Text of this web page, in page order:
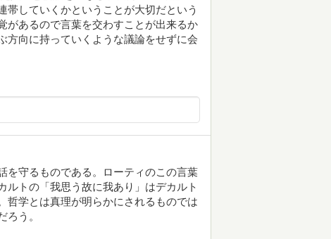
していくかということが大切だという
があるので言葉を交わすことが出来るか
方向に持っていくような議論をせずに会
を守るものである。ローティのこの言葉
ルトの「我思う故に我あり」はデカルト
哲学とは真理が明らかにされるものでは
ろう。